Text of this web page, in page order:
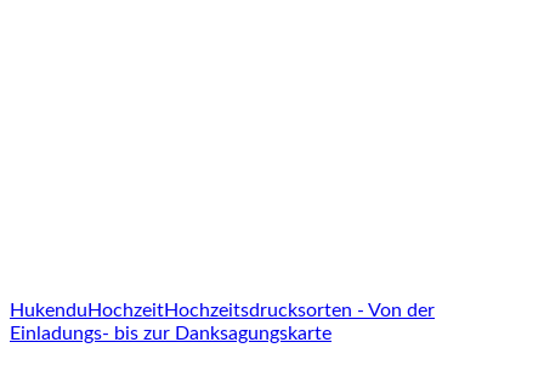
Hukendu HochzeitHochzeitsdrucksorten - Von der
Einladungs- bis zur Danksagungskarte